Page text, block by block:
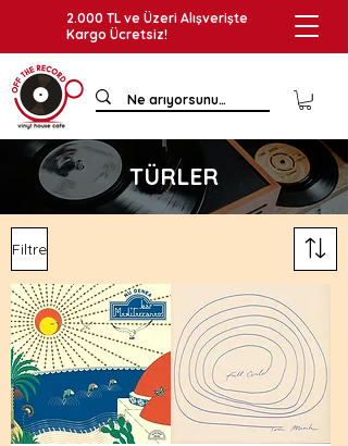
2.000 TL ve Üzeri Alışverişte
Kargo Ücretsiz!
TÜRLER
Filtre